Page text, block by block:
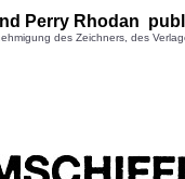
Perry Rhodan
des Zeichners, des